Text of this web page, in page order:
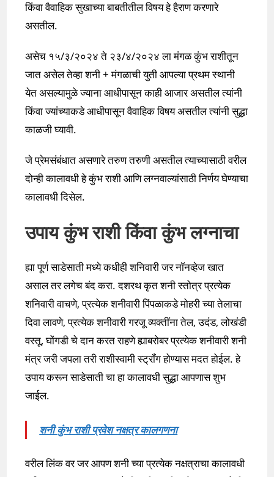
किंवा वैवाहिक सुखाच्या बाबतीतील विषय हे हैराण करणारे
असतील.
असेच १५/३/२०२४ ते २३/४/२०२४ ला मंगळ कुंभ राशीतून
जात असेल तेव्हा शनी + मंगळाची युती आपल्या प्रथम स्थानी
येत असल्यामुळे ज्याना आधीपासून काही आजार असतील त्यांनी
किंवा ज्यांच्याकडे आधीपासून वैवाहिक विषय असतील त्यांनी सुद्धा
काळजी घ्यावी.
जे प्रेमसंबंधात असणारे तरुण तरुणी असतील त्याच्यासाठी वरील
दोन्ही कालावधी हे कुंभ राशी आणि लग्नवाल्यांसाठी निर्णय घेण्याचा
कालावधी दिसेल.
उपाय कुंभ राशी किंवा कुंभ लग्नाचा
ह्या पूर्ण साडेसाती मध्ये कधीही शनिवारी जर नॉनव्हेज खात
असाल तर लगेच बंद करा. दशरथ कृत शनी स्तोत्र प्रत्येक
शनिवारी वाचणे, प्रत्येक शनीवारी पिंपळाकडे मोहरी च्या तेलाचा
दिवा लावणे, प्रत्येक शनीवारी गरजू व्यक्तींना तेल, उदंड, लोखंडी
वस्तू, घोंगडी चे दान करत राहणे ह्याबरोबर प्रत्येक शनीवारी शनी
मंत्र जरी जपला तरी राशीस्वामी स्ट्रॉंग होण्यास मदत होईल. हे
उपाय करून साडेसाती चा हा कालावधी सुद्धा आपणास शुभ
जाईल.
शनी कुंभ राशी प्रवेश नक्षत्र कालगणना
वरील लिंक वर जर आपण शनी च्या प्रत्येक नक्षत्राचा कालावधी